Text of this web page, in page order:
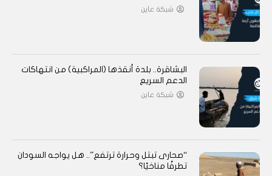
شبكة عاين
البشاقرة.. بلدة أنقذها (المراكبية) من انتهاكات
الدعم السريع
شبكة عاين
“صحارى تبتل وحرارة ترتفع”.. هل يواجه السودان
تطرفًا مناخيًا؟